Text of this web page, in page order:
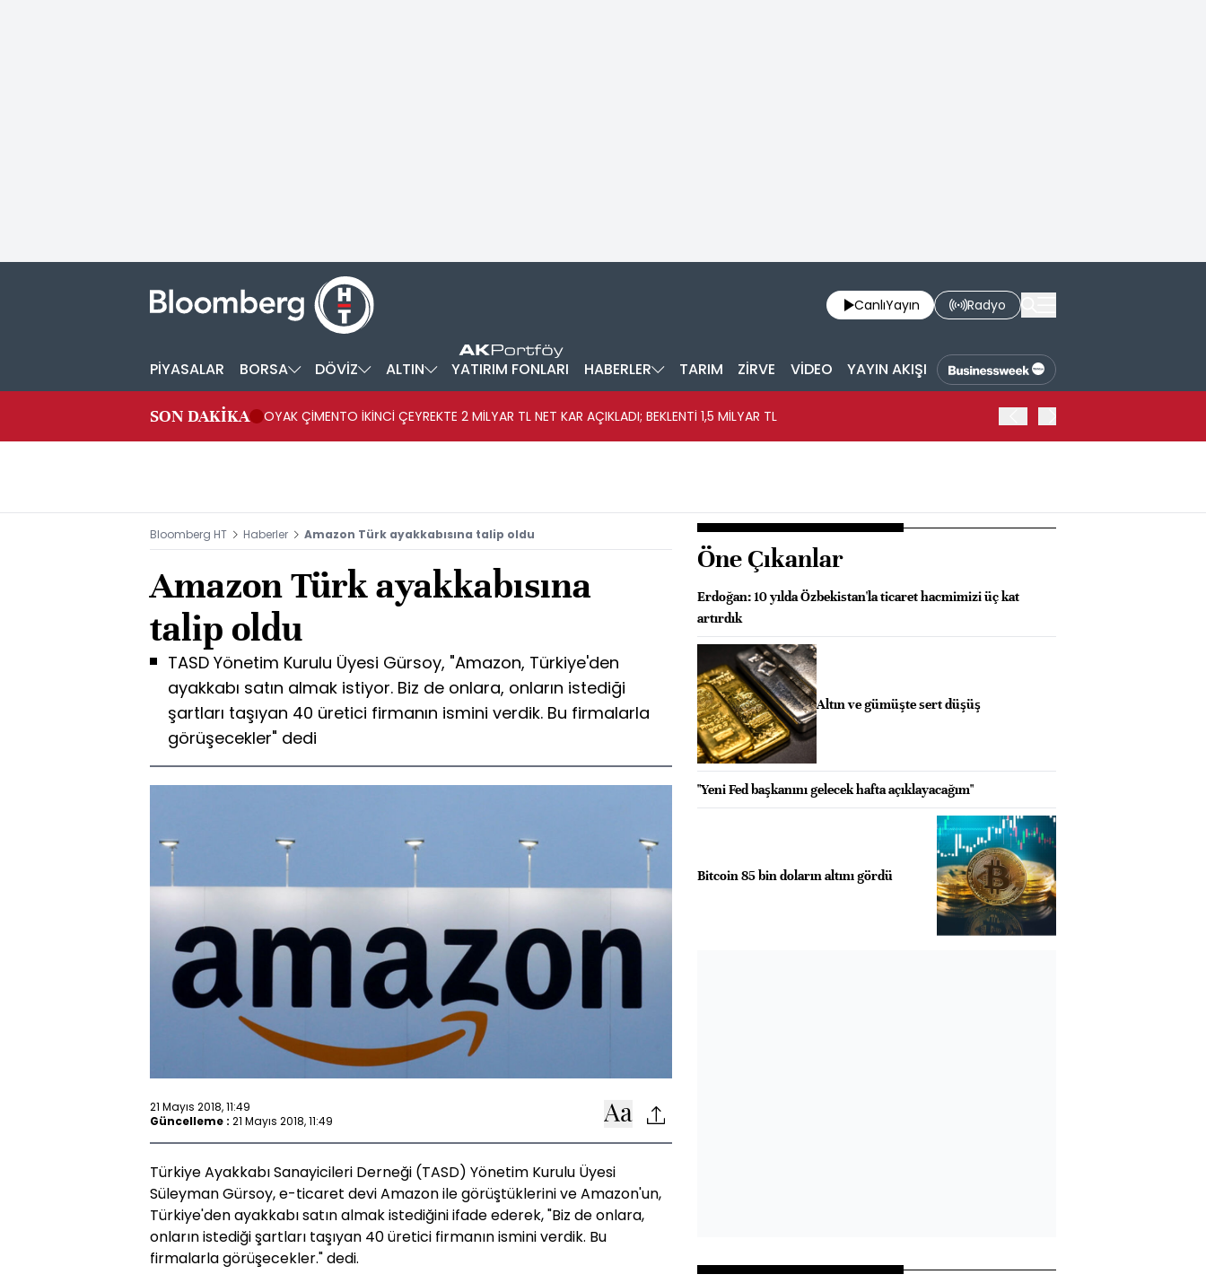
CanlıYayın Radyo
PİYASALAR BORSA DÖVİZ ALTIN YATIRIM FONLARI HABERLER TARIM ZİRVE VİDEO YAYIN AKIŞI
SON DAKİKA OYAK ÇİMENTO İKİNCİ ÇEYREKTE 2 MİLYAR TL NET KAR AÇIKLADI; BEKLENTİ 1,5 MİLYAR TL
Bloomberg HT Haberler Amazon Türk ayakkabısına talip oldu
Amazon Türk ayakkabısına
talip oldu
TASD Yönetim Kurulu Üyesi Gürsoy, "Amazon, Türkiye'den
ayakkabı satın almak istiyor. Biz de onlara, onların istediği
şartları taşıyan 40 üretici firmanın ismini verdik. Bu firmalarla
görüşecekler" dedi
21 Mayıs 2018, 11:49
Güncelleme : 21 Mayıs 2018, 11:49
Türkiye Ayakkabı Sanayicileri Derneği (TASD) Yönetim Kurulu Üyesi
Süleyman Gürsoy, e-ticaret devi Amazon ile görüştüklerini ve Amazon'un,
Türkiye'den ayakkabı satın almak istediğini ifade ederek, "Biz de onlara,
onların istediği şartları taşıyan 40 üretici firmanın ismini verdik. Bu
firmalarla görüşecekler." dedi.
Öne Çıkanlar
Erdoğan: 10 yılda Özbekistan'la ticaret hacmimizi üç kat
artırdık
Altın ve gümüşte sert düşüş
"Yeni Fed başkanını gelecek hafta açıklayacağım"
Bitcoin 85 bin doların altını gördü